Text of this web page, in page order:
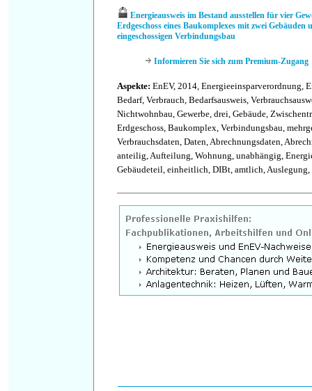
Energieausweis im Bestand ausstellen für vier
Erdgeschoss eines Baukomplexes mit zwei Gebäuden
eingeschossigen Verbindungsbau
Informieren Sie sich zum Premium-Zugang
Aspekte: EnEV, 2014, Energieeinsparverordnung,
Bedarf, Verbrauch, Bedarfsausweis,
Nichtwohnbau, Gewerbe, drei, Gebäude,
Erdgeschoss, Baukomplex, Verbindungsbau,
Verbrauchsdaten, Daten, Abrechnungsdaten,
anteilig, Aufteilung, Wohnung, unabhängig,
Gebäudeteil, einheitlich, DIBt, amtlich, Auslegung,